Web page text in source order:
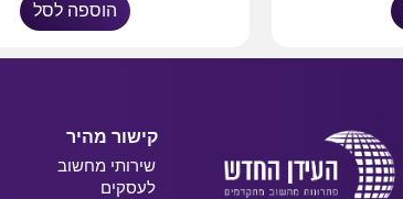
הוספה לסל
קישור מהיר
שירותי מחשוב
לעסקים